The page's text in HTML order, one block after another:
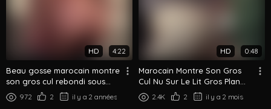
HD 4:22
Beau gosse marocain montre
son gros cul rebondi sous
tous les angles dans la
chambre
972 2 il y a 2 années
HD 0:48
Marocain Montre Son Gros
Cul Nu Sur Le Lit Gros Plan
Provocation
2.4K 2 il y a 2 mois